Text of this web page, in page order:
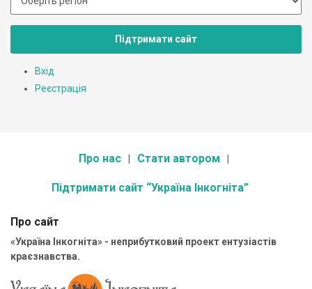
Підтримати сайт
Вхід
Реєстрація
Про нас Стати автором
Підтримати сайт “Україна Інкогніта”
Про сайт
«Україна Інкогніта» - неприбутковий проект ентузіастів
краєзнавства.